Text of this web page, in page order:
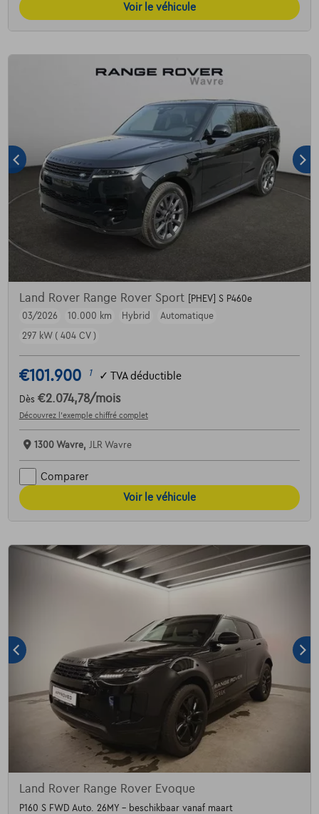
Voir le véhicule
Land Rover Range Rover Sport
[PHEV] S P460e
03/2026
10.000 km Hybrid
Automatique
297 kW ( 404 CV )
€101.900 1 ✓ TVA déductible
Dès €2.074,78/mois
Découvrez l’exemple chiffré complet
1300 Wavre, JLR Wavre
Comparer
Voir le véhicule
Land Rover Range Rover Evoque
P160 S FWD Auto. 26MY - beschikbaar vanaf maart